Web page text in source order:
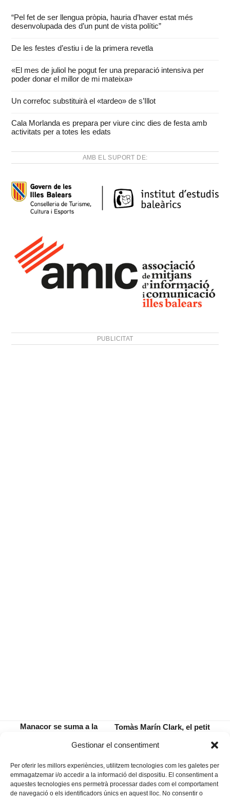
Gestionar el consentiment
Per oferir les millors experiències, utilitzem tecnologies com les galetes per
emmagatzemar i/o accedir a la informació del dispositiu. El consentiment a
aquestes tecnologies ens permetrà processar dades com el comportament
de navegació o els identificadors únics en aquest lloc. No consentir o
“Pel fet de ser llengua pròpia, hauria d’haver estat més
desenvolupada des d’un punt de vista polític”
De les festes d’estiu i de la primera revetla
«El mes de juliol he pogut fer una preparació intensiva per
poder donar el millor de mi mateixa»
Un correfoc substituirà el «tardeo» de s’Illot
Cala Morlanda es prepara per viure cinc dies de festa amb
activitats per a totes les edats
AMB EL SUPORT DE:
PUBLICITAT
Manacor se suma a la
La Balanguera
next
Tomàs Marín Clark, el petit
Edurne de tendresa